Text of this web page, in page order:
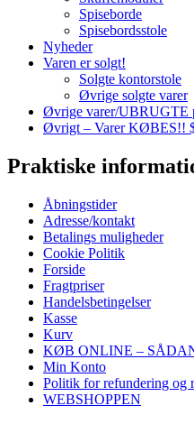
Spiseborde
Spisebordsstole
Nyheder
Varen er solgt!
Solgte kontorstole
Øvrige solgte varer
Øvrige varer/UBRUGTE
Øvrigt – Varer KØBES!!
Praktiske
Åbningstider
Adresse/kontakt
Betalings muligheder
Cookie Politik
Forside
Fragtpriser
Handelsbetingelser
Kasse
Kurv
KØB ONLINE –
Min Konto
Politik for refundering og
WEBSHOPPEN